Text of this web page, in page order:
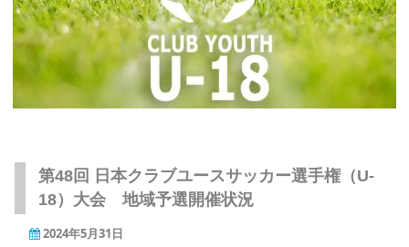
第48回 日本クラブユースサッカー選手権（U-
18）大会 地域予選開催状況
2024年5月31日